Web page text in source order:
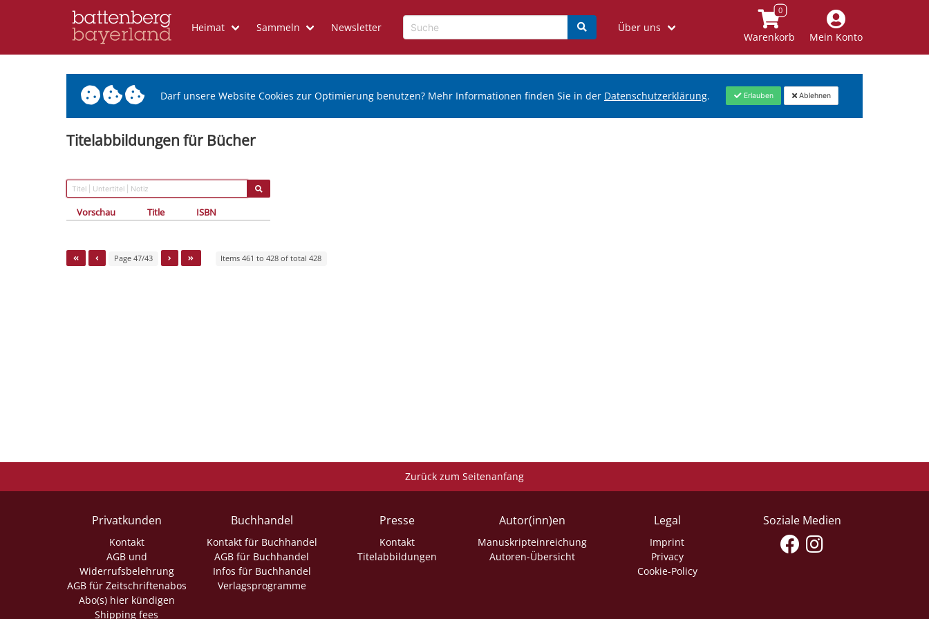
Heimat Sammeln Newsletter Über uns
Warenkorb Mein Konto
Darf unsere Website Cookies zur Optimierung benutzen? Mehr Informationen finden Sie in der Datenschutzerklärung. Erlauben Ablehnen
Titelabbildungen für Bücher
Vorschau Title ISBN
Page 47/43 Items 461 to 428 of total 428
Zurück zum Seitenanfang
Privatkunden
Kontakt
AGB und
Widerrufsbelehrung
AGB für Zeitschriftenabos
Abo(s) hier kündigen
Shipping fees
Buchhandel
Kontakt für Buchhandel
AGB für Buchhandel
Infos für Buchhandel
Verlagsprogramme
Presse
Kontakt
Titelabbildungen
Autor(inn)en
Manuskripteinreichung
Autoren-Übersicht
Legal
Imprint
Privacy
Cookie-Policy
Soziale Medien